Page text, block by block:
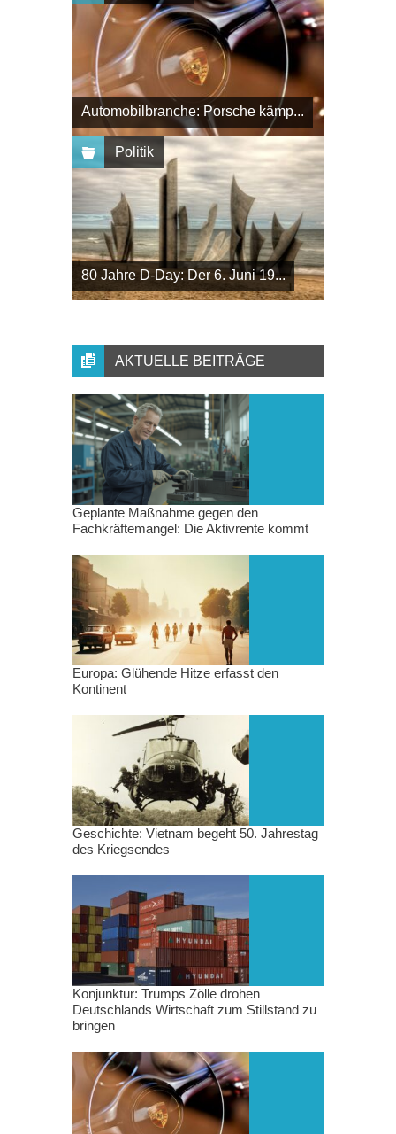
Automobilbranche: Porsche kämp...
Politik
80 Jahre D-Day: Der 6. Juni 19...
AKTUELLE BEITRÄGE
Geplante Maßnahme gegen den
Fachkräftemangel: Die Aktivrente kommt
Europa: Glühende Hitze erfasst den
Kontinent
Geschichte: Vietnam begeht 50. Jahrestag
des Kriegsendes
Konjunktur: Trumps Zölle drohen
Deutschlands Wirtschaft zum Stillstand zu
bringen